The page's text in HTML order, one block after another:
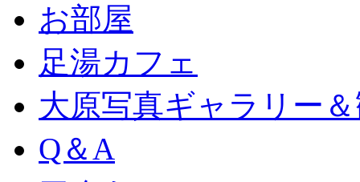
お部屋
足湯カフェ
大原写真ギャラリー
Q＆A